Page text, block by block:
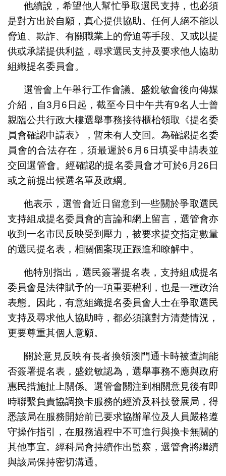
他續說，希望他人幫忙爭取選民支持，也必須
是對方出於自願，真心提供協助。任何人絕不能以
脅迫、欺詐、有關職業上的脅迫等手段、又或以提
供或承諾提供利益，尋求選民支持及要求他人協助
組織提名委員會。
選管會上午舉行工作會議。盛銳敏會後向傳媒
介紹，自3月6日起，截至今日中午共有9名人士曾
親臨公共行政大樓選舉事務接待櫃枱領取《提名委
員會確認申請表》，暫未有人交回。為確認提名委
員會的合法存在，須最遲於6月6日填妥申請表並
交回選管會。經確認的提名委員會才可於6月26日
或之前提出候選名單及政綱。
他表示，選管會近日留意到一些關於爭取選民
支持組成提名委員會的言論和網上留言，選管會亦
收到一名市民反映受到壓力，被要求提交指定數量
的選民提名表，相關個案現正跟進和瞭解中。
他特別指出，選民簽署提名表，支持組成提名
委員會是法律賦予的一項重要權利，也是一種政治
表態。因此，有意組織提名委員會人士在爭取選民
支持及尋求他人協助時，都必須讓對方清楚情況，
更要尊重其個人意願。
關於意見反映有長者換領澳門通卡時被查詢能
否簽署提名表，盛銳敏認為，選舉事務不應與政府
惠民措施扯上關係。選管會關注到相關意見後有即
時聯繫負責協調換卡服務的經濟及科技發展局，得
悉該局在服務開始前已要求協辦單位及人員嚴格遵
守操作指引，在服務過程中不可進行與換卡無關的
其他事宜。經科局會持續作出監察，選管會將繼續
與該局保持密切溝通。